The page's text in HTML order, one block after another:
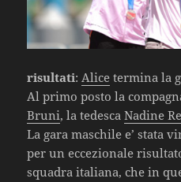
risultati:Alice termina la
Al primo posto la
Bruni, la tedescaNadine
La gara maschile e’ stata
per un eccezionale
squadra italiana, che in